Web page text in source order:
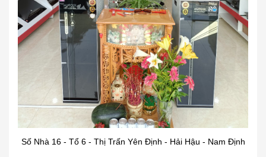
Số Nhà 16 - Tổ 6 - Thị Trấn Yên Định - Hải Hậu - Nam Định